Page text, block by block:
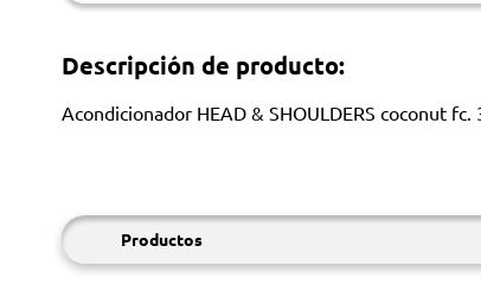
Descripción de producto:
Acondicionador HEAD & SHOULDERS coconut fc.
Productos